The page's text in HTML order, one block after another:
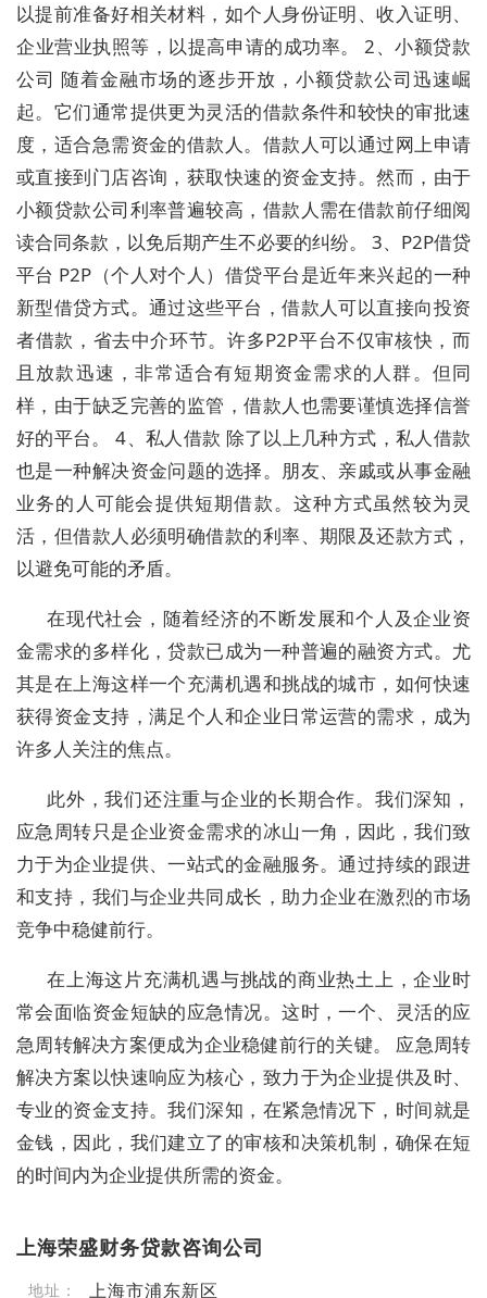
以提前准备好相关材料，如个人身份证明、收入证明、
企业营业执照等，以提高申请的成功率。 2、小额贷款
公司 随着金融市场的逐步开放，小额贷款公司迅速崛
起。它们通常提供更为灵活的借款条件和较快的审批速
度，适合急需资金的借款人。借款人可以通过网上申请
或直接到门店咨询，获取快速的资金支持。然而，由于
小额贷款公司利率普遍较高，借款人需在借款前仔细阅
读合同条款，以免后期产生不必要的纠纷。 3、P2P借贷
平台 P2P（个人对个人）借贷平台是近年来兴起的一种
新型借贷方式。通过这些平台，借款人可以直接向投资
者借款，省去中介环节。许多P2P平台不仅审核快，而
且放款迅速，非常适合有短期资金需求的人群。但同
样，由于缺乏完善的监管，借款人也需要谨慎选择信誉
好的平台。 4、私人借款 除了以上几种方式，私人借款
也是一种解决资金问题的选择。朋友、亲戚或从事金融
业务的人可能会提供短期借款。这种方式虽然较为灵
活，但借款人必须明确借款的利率、期限及还款方式，
以避免可能的矛盾。
在现代社会，随着经济的不断发展和个人及企业资
金需求的多样化，贷款已成为一种普遍的融资方式。尤
其是在上海这样一个充满机遇和挑战的城市，如何快速
获得资金支持，满足个人和企业日常运营的需求，成为
许多人关注的焦点。
此外，我们还注重与企业的长期合作。我们深知，
应急周转只是企业资金需求的冰山一角，因此，我们致
力于为企业提供、一站式的金融服务。通过持续的跟进
和支持，我们与企业共同成长，助力企业在激烈的市场
竞争中稳健前行。
在上海这片充满机遇与挑战的商业热土上，企业时
常会面临资金短缺的应急情况。这时，一个、灵活的应
急周转解决方案便成为企业稳健前行的关键。 应急周转
解决方案以快速响应为核心，致力于为企业提供及时、
专业的资金支持。我们深知，在紧急情况下，时间就是
金钱，因此，我们建立了的审核和决策机制，确保在短
的时间内为企业提供所需的资金。
上海荣盛财务贷款咨询公司
地址： 上海市浦东新区